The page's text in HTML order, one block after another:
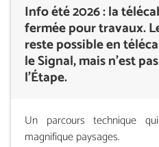
Info été 2026 : la
fermée pour travaux.
reste possible en
le Signal, mais n’est
l’Étape.
Un parcours technique
magnifique paysages.